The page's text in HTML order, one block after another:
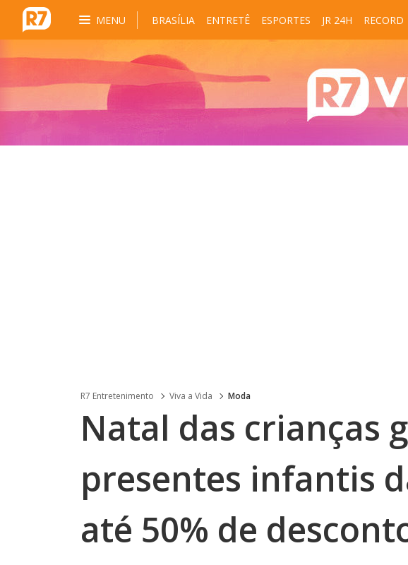
MENU BRASÍLIA ENTRETÊ ESPORTES JR 24H RECORD
R7 Entretenimento Viva a Vida Moda
Natal das crianças
presentes infantis
até 50% de